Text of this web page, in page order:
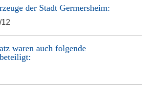
der Stadt Germersheim:
waren auch folgende